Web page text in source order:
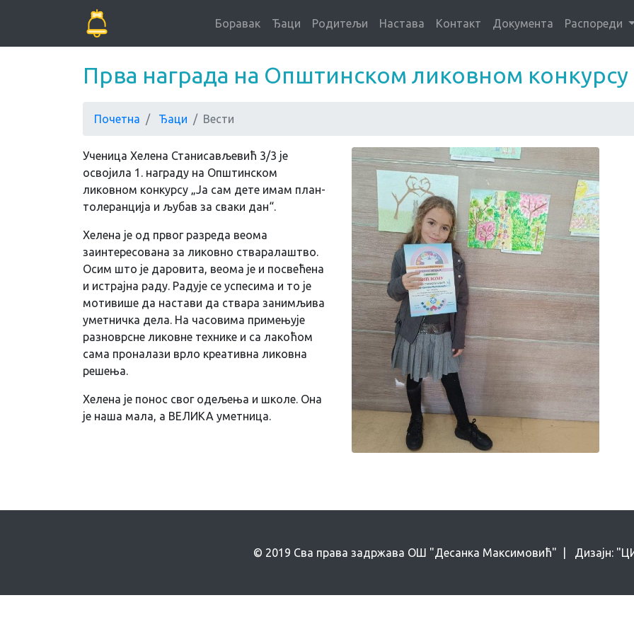
Боравак Ђаци Родитељи Настава Контакт Документа Распореди
Прва награда на Општинском ликовном конкурсу
Почетна Ђаци Вести
Ученица Хелена Станисављевић 3/3 је
освојила 1. награду на Општинском
ликовном конкурсу „Ја сам дете имам план-
толеранција и љубав за сваки дан“.
Хелена је од првог разреда веома
заинтересована за ликовно стваралаштво.
Осим што је даровита, веома је и посвећена
и истрајна раду. Радује се успесима и то је
мотивише да настави да ствара занимљива
уметничка дела. На часовима примењује
разноврсне ликовне технике и са лакоћом
сама проналази врло креативна ликовна
решења.
Хелена је понос свог одељења и школе. Она
је наша мала, а ВЕЛИКА уметница.
© 2019 Сва права задржава ОШ "Десанка Максимовић" | Дизајн: